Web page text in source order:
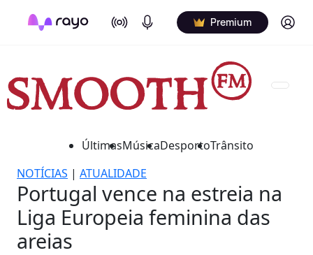
On Air Podcasts Premium Log in
ÚltimasMúsicaDesportoTrânsito
NOTÍCIAS | ATUALIDADE
Portugal vence na estreia na
Liga Europeia feminina das
areias